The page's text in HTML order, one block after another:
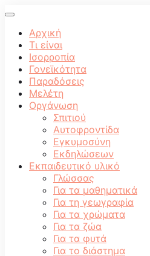
Αρχική
Τι είναι
Ισορροπία
Γονεϊκότητα
Παραδόσεις
Μελέτη
Οργάνωση
Σπιτιού
Αυτοφροντίδα
Εγκυμοσύνη
Εκδηλώσεων
Εκπαιδευτικό υλικό
Γλώσσας
Για τα μαθηματικά
Για τη γεωγραφία
Για τα χρώματα
Για τα ζώα
Για τα φυτά
Για το διάστημα